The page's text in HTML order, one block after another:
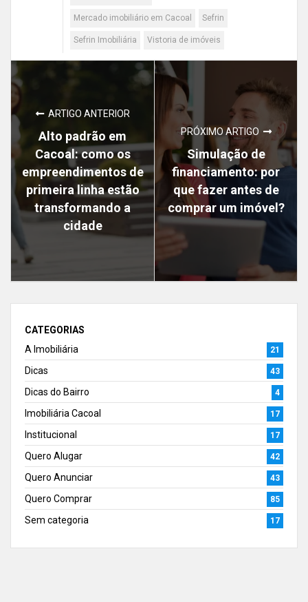
Mercado imobiliário em Cacoal Sefrin
Sefrin Imobiliária Vistoria de imóveis
ARTIGO ANTERIOR
Alto padrão em
Cacoal: como os
empreendimentos de
primeira linha estão
transformando a
cidade
PRÓXIMO ARTIGO
Simulação de
financiamento: por
que fazer antes de
comprar um imóvel?
CATEGORIAS
A Imobiliária
21
Dicas 43
Dicas do Bairro 4
Imobiliária Cacoal 17
Institucional 17
Quero Alugar 42
Quero Anunciar 43
Quero Comprar 85
Sem categoria 17